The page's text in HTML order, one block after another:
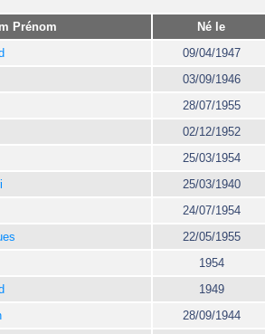
Prénom
Né le
09/04/1947
03/09/1946
28/07/1955
02/12/1952
25/03/1954
25/03/1940
24/07/1954
22/05/1955
1954
1949
28/09/1944